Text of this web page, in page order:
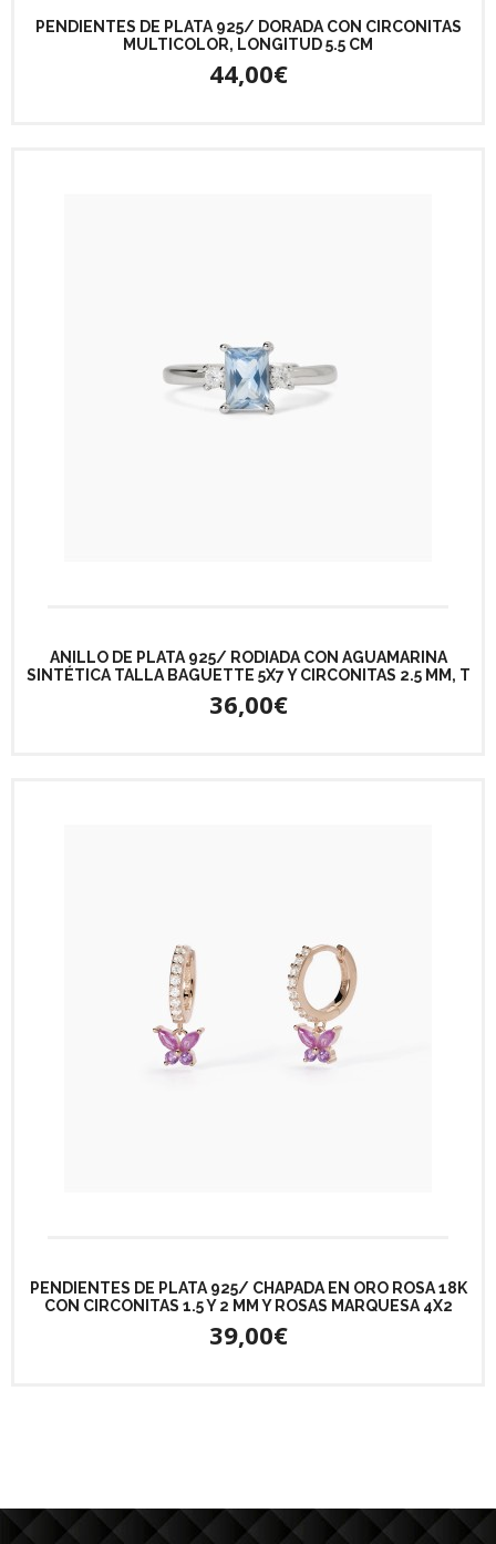
PENDIENTES DE PLATA 925/ DORADA CON CIRCONITAS
MULTICOLOR, LONGITUD 5.5 CM
44,00€
ANILLO DE PLATA 925/ RODIADA CON AGUAMARINA
SINTÉTICA TALLA BAGUETTE 5X7 Y CIRCONITAS 2.5 MM, T
36,00€
PENDIENTES DE PLATA 925/ CHAPADA EN ORO ROSA 18K
CON CIRCONITAS 1.5 Y 2 MM Y ROSAS MARQUESA 4X2
39,00€